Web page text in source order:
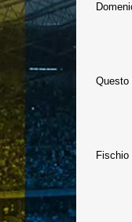
Questo
Fischio